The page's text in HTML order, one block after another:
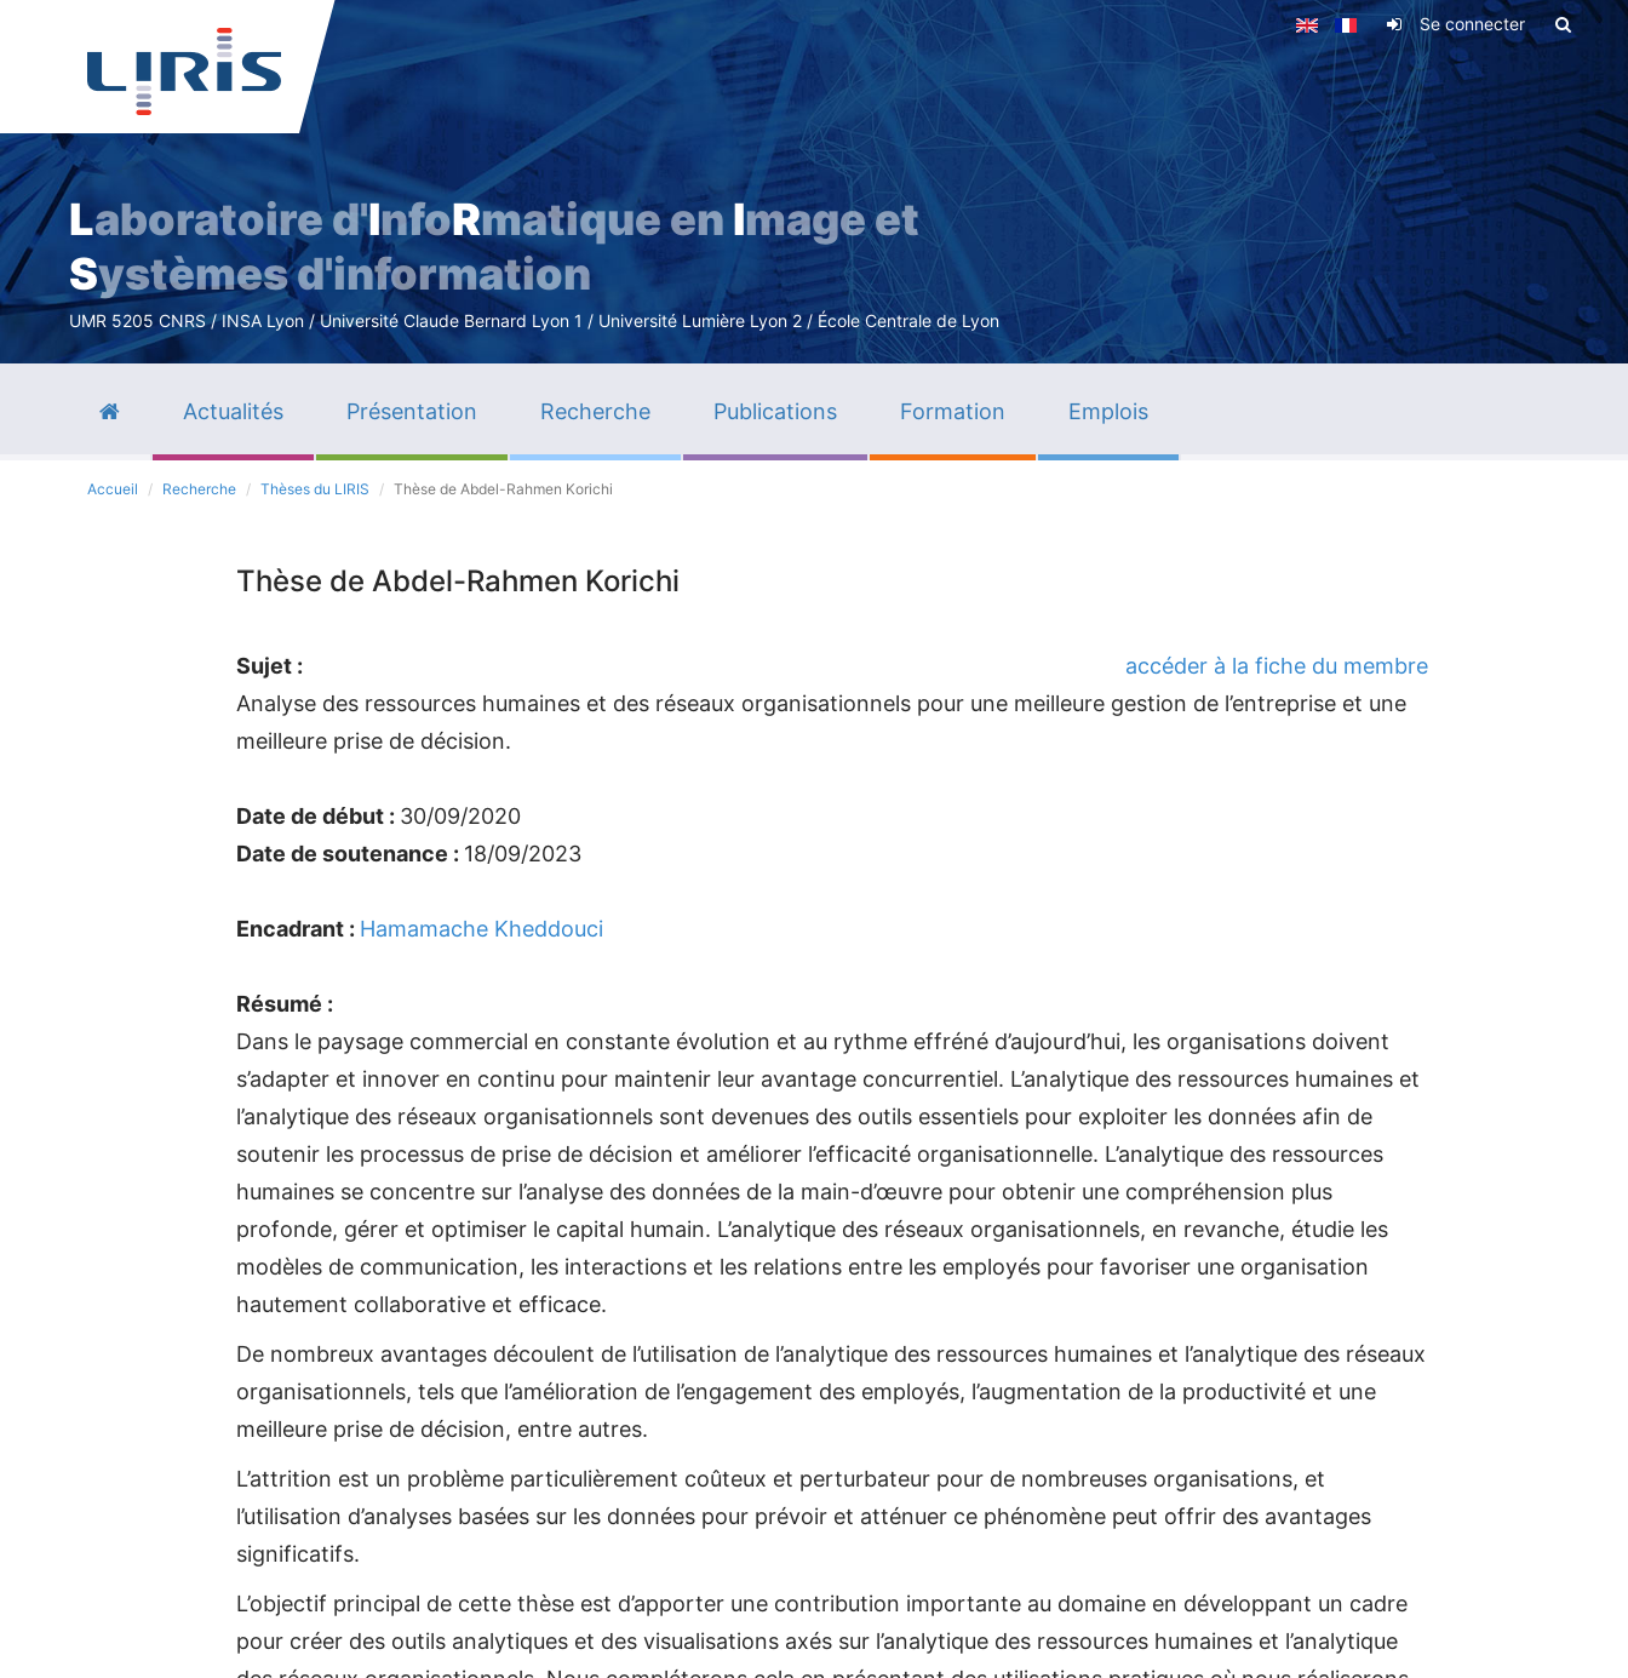
Aller
contenu
principal
Se connecter
Laboratoire d'InfoRmatique en Image et
Systèmes d'information
UMR 5205 CNRS / INSA Lyon / Université Claude Bernard Lyon 1 / Université Lumière Lyon 2 / École Centrale de Lyon
Actualités Présentation Recherche Publications Formation Emplois
Accueil Recherche Thèses du LIRIS Thèse de Abdel-Rahmen Korichi
Thèse de Abdel-Rahmen Korichi
accéder à la fiche du membre
Sujet :
Analyse des ressources humaines et des réseaux organisationnels pour une meilleure gestion de l’entreprise et une
meilleure prise de décision.
Date de début : 30/09/2020
Date de soutenance : 18/09/2023
Encadrant : Hamamache Kheddouci
Résumé :
Dans le paysage commercial en constante évolution et au rythme effréné d’aujourd’hui, les organisations doivent
s’adapter et innover en continu pour maintenir leur avantage concurrentiel. L’analytique des ressources humaines et
l’analytique des réseaux organisationnels sont devenues des outils essentiels pour exploiter les données afin de
soutenir les processus de prise de décision et améliorer l’efficacité organisationnelle. L’analytique des ressources
humaines se concentre sur l’analyse des données de la main-d’œuvre pour obtenir une compréhension plus
profonde, gérer et optimiser le capital humain. L’analytique des réseaux organisationnels, en revanche, étudie les
modèles de communication, les interactions et les relations entre les employés pour favoriser une organisation
hautement collaborative et efficace.
De nombreux avantages découlent de l’utilisation de l’analytique des ressources humaines et l’analytique des réseaux
organisationnels, tels que l’amélioration de l’engagement des employés, l’augmentation de la productivité et une
meilleure prise de décision, entre autres.
L’attrition est un problème particulièrement coûteux et perturbateur pour de nombreuses organisations, et
l’utilisation d’analyses basées sur les données pour prévoir et atténuer ce phénomène peut offrir des avantages
significatifs.
L’objectif principal de cette thèse est d’apporter une contribution importante au domaine en développant un cadre
pour créer des outils analytiques et des visualisations axés sur l’analytique des ressources humaines et l’analytique